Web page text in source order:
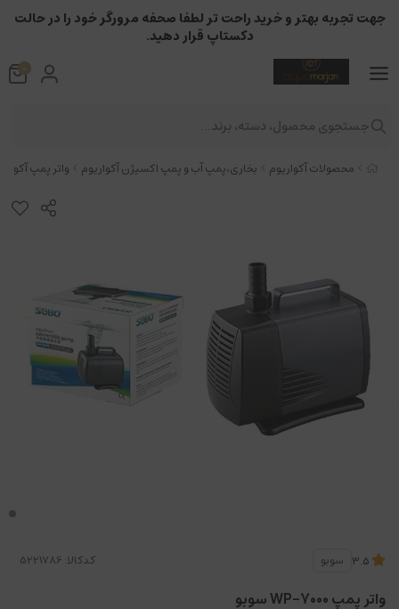
محصولات آکواریوم بخاری،پمپ آب و پمپ اکسیژن آکواریوم واتر پمپ
سوبو کدکالا:
واتر پمپ WP-7000 سوبو
جهت تجربه بهتر و خرید راحت تر لطفا صحفه مرورگر خود را در حالت
دکستاپ قرار دهید.
0
جستجوی محصول، دسته، برند...